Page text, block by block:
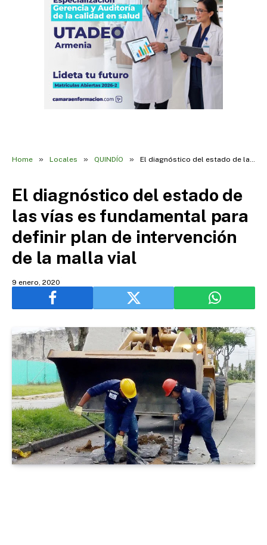
Home » Locales » QUINDÍO » El diagnóstico del estado de las vías es fundamental para definir plan de intervención de la malla vial
El diagnóstico del estado de
las vías es fundamental para
definir plan de intervención
de la malla vial
9 enero, 2020